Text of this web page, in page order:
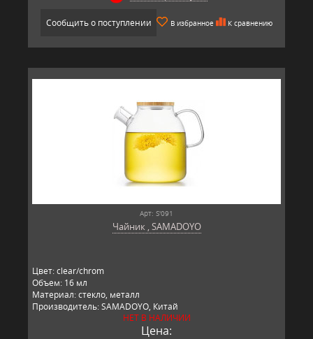
Сообщить о поступлении В избранное К сравнению
Арт: S'091
Чайник , SAMADOYO
Цвет: clear/chrom
Объем: 16 мл
Материал: стекло, металл
Производитель: SAMADOYO, Китай
НЕТ В НАЛИЧИИ
Цена: